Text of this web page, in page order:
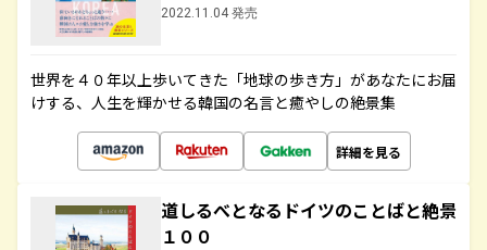
2022.11.04 発売
世界を４０年以上歩いてきた「地球の歩き方」があなたにお届
けする、人生を輝かせる韓国の名言と癒やしの絶景集
詳細を見る
道しるべとなるドイツのことばと絶景
１００